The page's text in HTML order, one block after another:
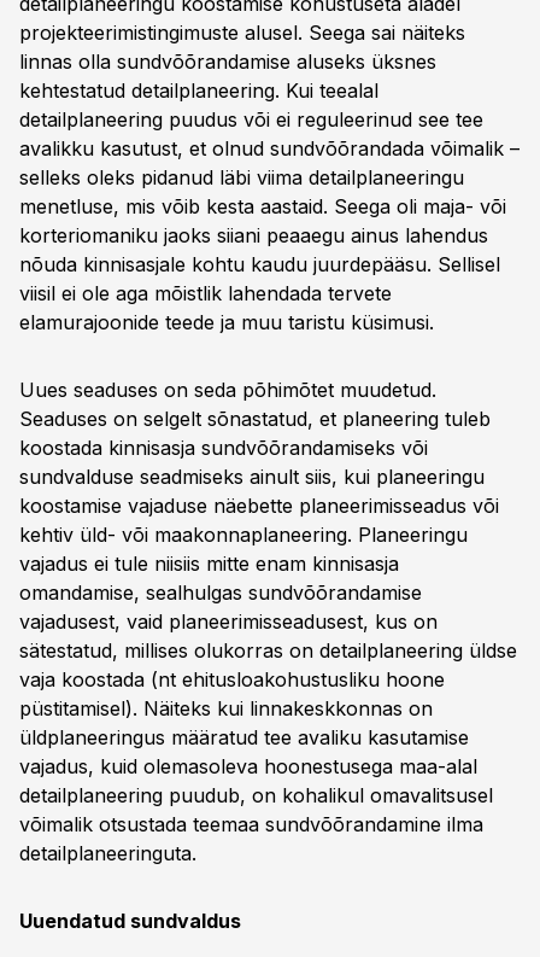
projekteerimistingimuste alusel. Seega sai näiteks
linnas olla sundvõõrandamise aluseks üksnes
kehtestatud detailplaneering. Kui teealal
detailplaneering puudus või ei reguleerinud see tee
avalikku kasutust, et olnud sundvõõrandada võimalik –
selleks oleks pidanud läbi viima detailplaneeringu
menetluse, mis võib kesta aastaid. Seega oli maja- või
korteriomaniku jaoks siiani peaaegu ainus lahendus
nõuda kinnisasjale kohtu kaudu juurdepääsu. Sellisel
viisil ei ole aga mõistlik lahendada tervete
elamurajoonide teede ja muu taristu küsimusi.
Uues seaduses on seda põhimõtet muudetud.
Seaduses on selgelt sõnastatud, et planeering tuleb
koostada kinnisasja sundvõõrandamiseks või
sundvalduse seadmiseks ainult siis, kui planeeringu
koostamise vajaduse näebette planeerimisseadus või
kehtiv üld- või maakonnaplaneering. Planeeringu
vajadus ei tule niisiis mitte enam kinnisasja
omandamise, sealhulgas sundvõõrandamise
vajadusest, vaid planeerimisseadusest, kus on
sätestatud, millises olukorras on detailplaneering üldse
vaja koostada (nt ehitusloakohustusliku hoone
püstitamisel). Näiteks kui linnakeskkonnas on
üldplaneeringus määratud tee avaliku kasutamise
vajadus, kuid olemasoleva hoonestusega maa-alal
detailplaneering puudub, on kohalikul omavalitsusel
võimalik otsustada teemaa sundvõõrandamine ilma
detailplaneeringuta.
Uuendatud sundvaldus